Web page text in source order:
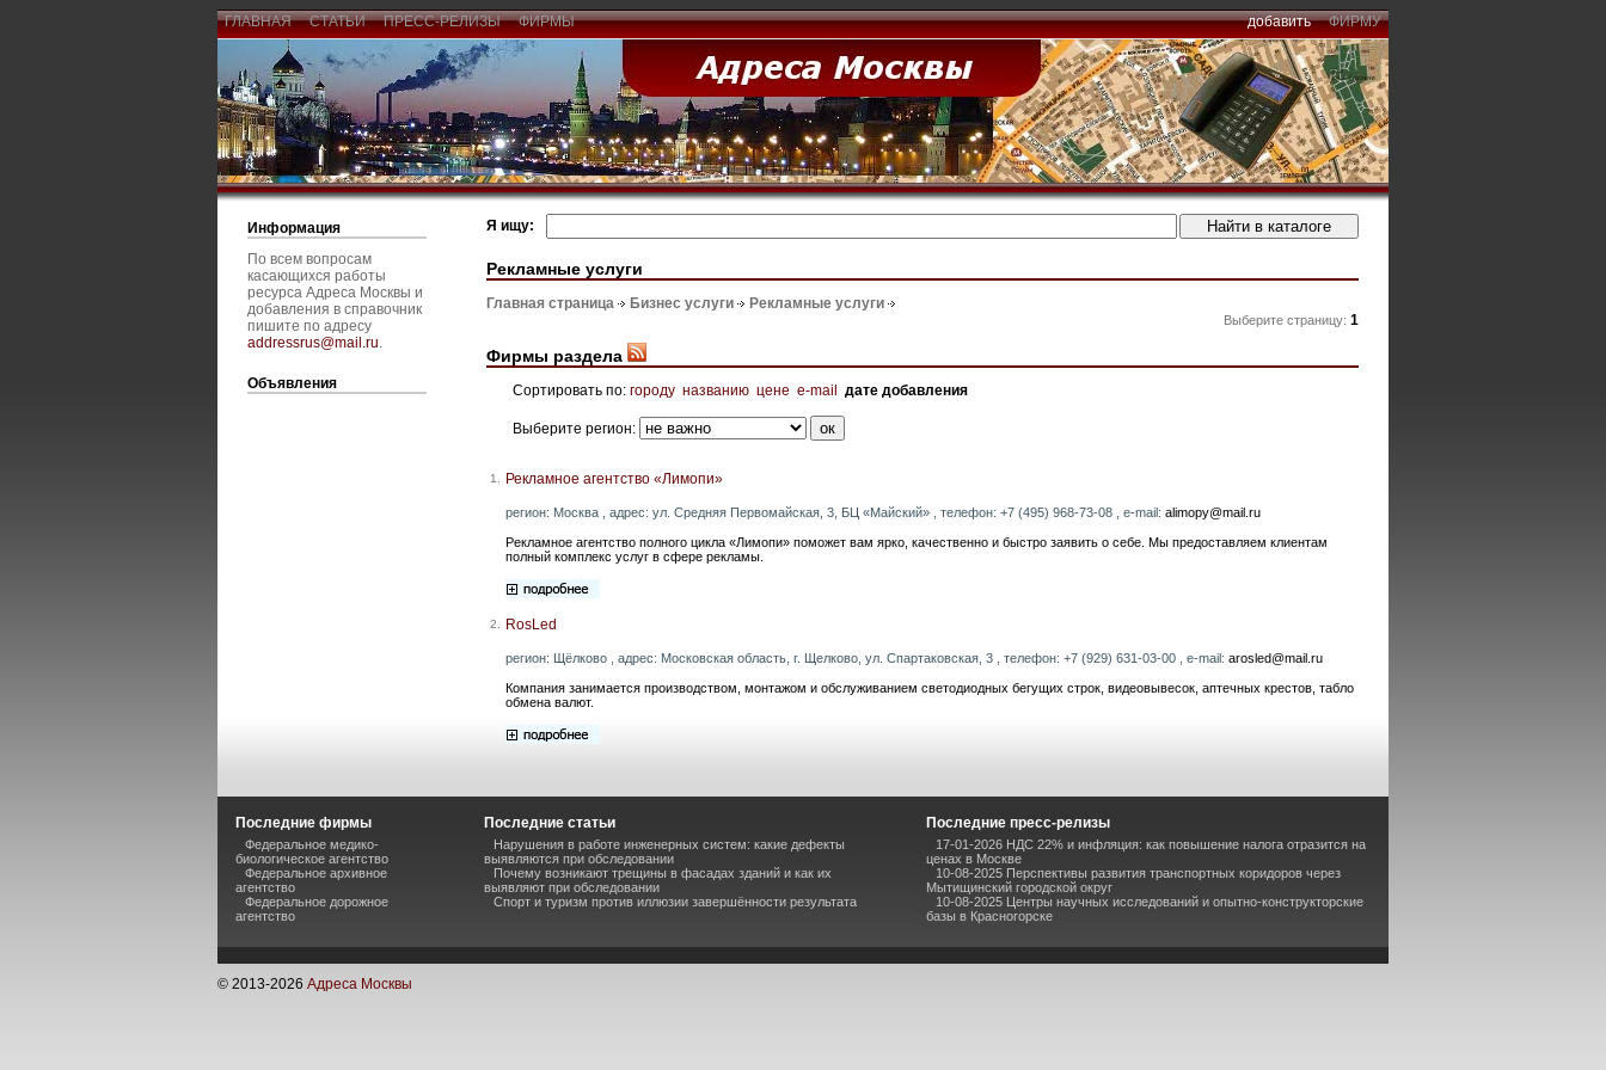
ГЛАВНАЯ СТАТЬИ ПРЕСС-РЕЛИЗЫ ФИРМЫ добавить ФИРМУ
Информация
По всем вопросам
касающихся работы
ресурса Адреса Москвы и
добавления в справочник
пишите по адресу
addressrus@mail.ru.
Объявления
Я ищу:
Рекламные услуги
Главная страница Бизнес услуги Рекламные услуги
Выберите страницу: 1
Фирмы раздела
Сортировать по: городу названию цене e-mail дате добавления
Выберите регион:
1. Рекламное агентство «Лимопи»
регион: Москва , адрес: ул. Средняя Первомайская, 3, БЦ «Майский» , телефон: +7 (495) 968-73-08 , e-mail: alimopy@mail.ru
Рекламное агентство полного цикла «Лимопи» поможет вам ярко, качественно и быстро заявить о себе. Мы предоставляем клиентам
полный комплекс услуг в сфере рекламы.
2. RosLed
регион: Щёлково , адрес: Московская область, г. Щелково, ул. Спартаковская, 3 , телефон: +7 (929) 631-03-00 , e-mail: arosled@mail.ru
Компания занимается производством, монтажом и обслуживанием светодиодных бегущих строк, видеовывесок, аптечных крестов, табло
обмена валют.
Последние фирмы
Федеральное медико-
биологическое агентство
Федеральное архивное
агентство
Федеральное дорожное
агентство
Последние статьи
Нарушения в работе инженерных систем: какие дефекты
выявляются при обследовании
Почему возникают трещины в фасадах зданий и как их
выявляют при обследовании
Спорт и туризм против иллюзии завершённости результата
Последние пресс-релизы
17-01-2026 НДС 22% и инфляция: как повышение налога отразится на
ценах в Москве
10-08-2025 Перспективы развития транспортных коридоров через
Мытищинский городской округ
10-08-2025 Центры научных исследований и опытно-конструкторские
базы в Красногорске
© 2013-2026 Адреса Москвы